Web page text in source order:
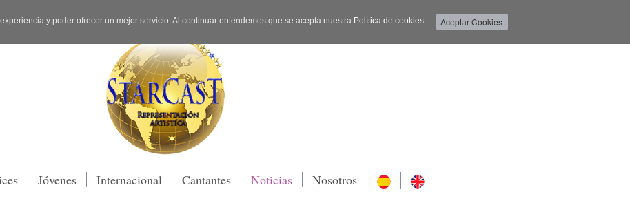
y poder ofrecer un mejor servicio. Al continuar entendemos que se acepta nuestra Política de cookies.
Jóvenes Internacional Cantantes Noticias Nosotros